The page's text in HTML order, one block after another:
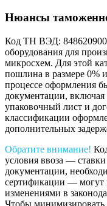
Нюансы
Код ТН ВЭД:
оборудования для
микросхем. Для этой
пошлина в размере 0%
процессе оформления
документации, включая
упаковочный лист и
классификации
дополнительных
Обратите внимание!
условия ввоза —
документации,
сертификации — могут
изменениями в
Чтобы